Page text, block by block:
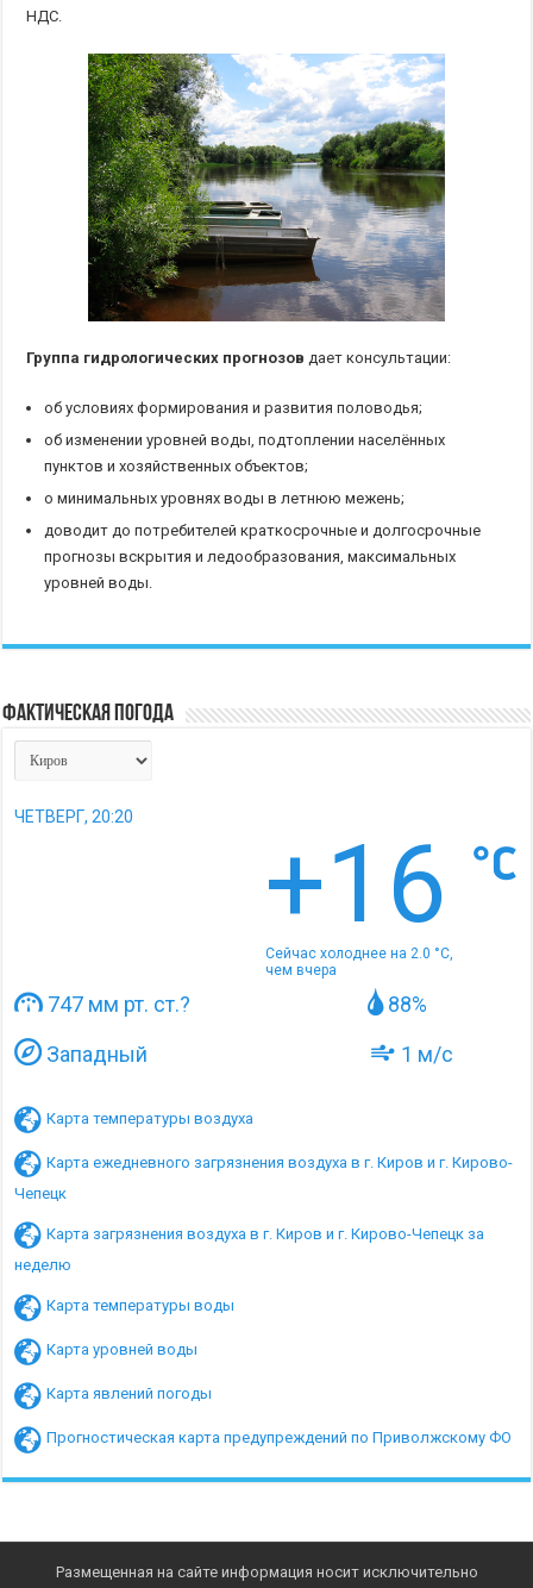
НДС.
Группа гидрологических прогнозовдает консультации:
об условиях формирования и развития половодья;
об изменении уровней воды, подтоплении населённых
пунктов и хозяйственных объектов;
о минимальных уровнях воды в летнюю межень;
доводит до потребителей краткосрочные и долгосрочные
прогнозы вскрытия и ледообразования, максимальных
уровней воды.
Фактическая погода
ЧЕТВЕРГ, 20:20
+16
Сейчас холоднее на 2.0 °C,
чем вчера
747 мм рт. ст.?
88%
Западный
1 м/с
Карта температуры воздуха
Карта ежедневного загрязнения воздуха в г. Киров и г. Кирово-
Чепецк
Карта загрязнения воздуха в г. Киров и г. Кирово-Чепецк за
неделю
Карта температуры воды
Карта уровней воды
Карта явлений погоды
Прогностическая карта предупреждений по Приволжскому ФО
Размещенная на сайте информация носит исключительно